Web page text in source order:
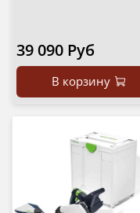
39 090 Руб
В корзину